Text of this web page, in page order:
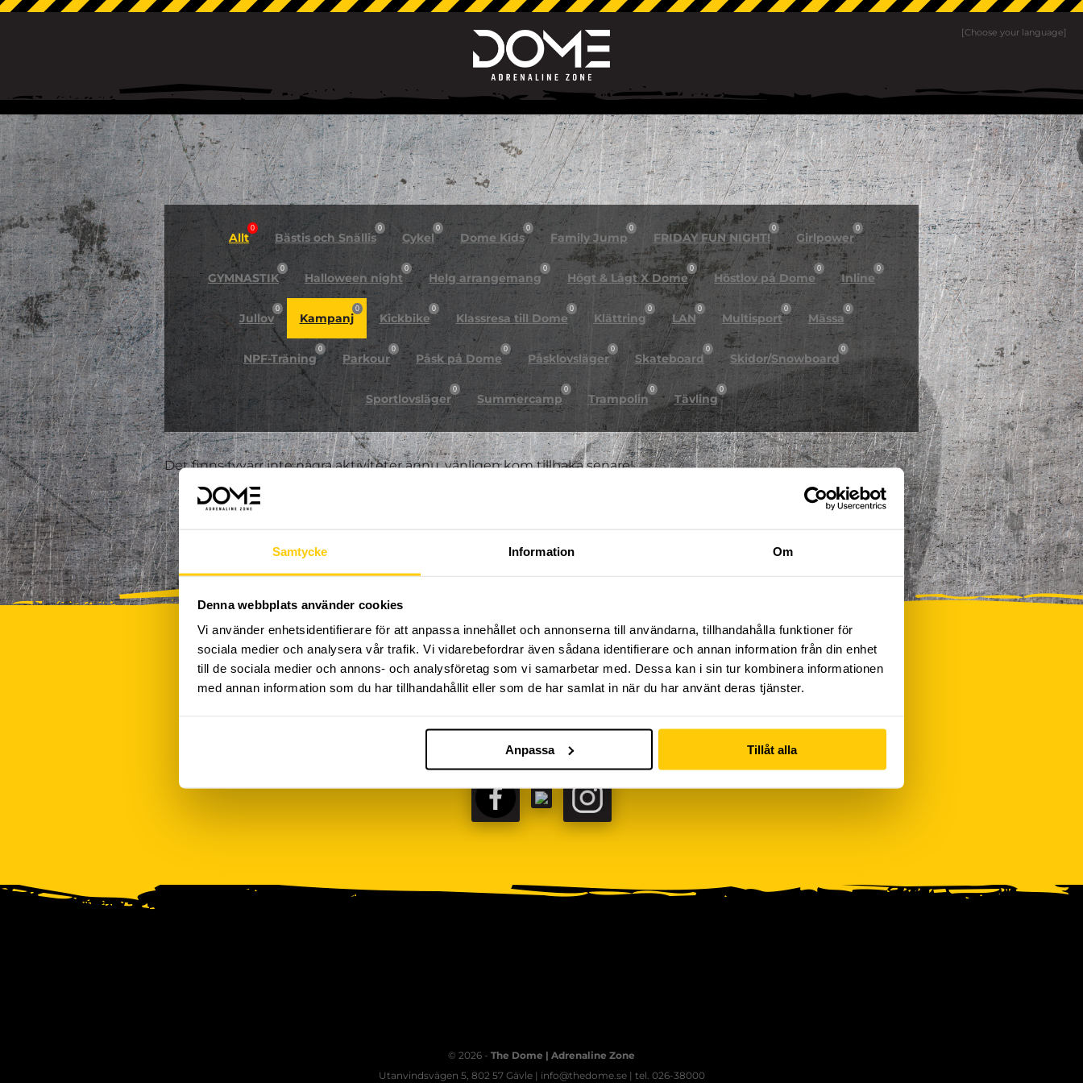
Samtycke Information Om
Denna webbplats använder cookies
Vi använder enhetsidentifierare för att anpassa innehållet och annonserna till användarna, tillhandahålla funktioner för
sociala medier och analysera vår trafik. Vi vidarebefordrar även sådana identifierare och annan information från din enhet
till de sociala medier och annons- och analysföretag som vi samarbetar med. Dessa kan i sin tur kombinera informationen
med annan information som du har tillhandahållit eller som de har samlat in när du har använt deras tjänster.
Anpassa Tillåt alla
[Choose your language]
Allt
0
Bästis och Snällis
0
Cykel
0
Dome Kids
0
Family Jump
0
FRIDAY FUN NIGHT!
0
Girlpower
0
GYMNASTIK
0
Halloween night
0
Helg arrangemang
0
Högt & Lågt X Dome
0
Höstlov på Dome
0
Inline
0
Jullov
0
Kampanj
0
Kickbike
0
Klassresa till Dome
0
Klättring
0
LAN
0
Multisport
0
Mässa
0
NPF-Träning
0
Parkour
0
Påsk på Dome
0
Påsklovsläger
0
Skateboard
0
Skidor/Snowboard
0
Sportlovsläger
0
Summercamp
0
Trampolin
0
Tävling
0
Det finns tyvärr inte några aktiviteter ännu, vänligen kom tillbaka senare!
FÖLJ OSS PÅ SOCIALA MEDIER
FACEBOOKTIKTOK
© 2026 - The Dome | Adrenaline Zone
Utanvindsvägen 5, 802 57 Gävle | info@thedome.se | tel. 026-38000